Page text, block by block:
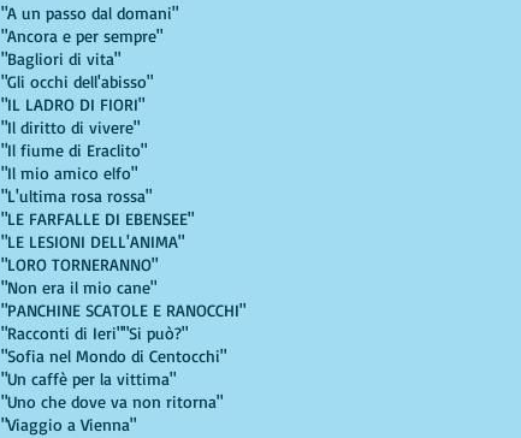
"A un passo dal domani"
"Ancora e per sempre"
"Bagliori di vita"
"Gli occhi dell'abisso"
"IL LADRO DI FIORI"
"Il diritto di vivere"
"Il fiume di Eraclito"
"Il mio amico elfo"
"L'ultima rosa rossa"
"LE FARFALLE DI EBENSEE"
"LE LESIONI DELL'ANIMA"
"LORO TORNERANNO"
"Non era il mio cane"
"PANCHINE SCATOLE E RANOCCHI"
"Racconti di Ieri""Si può?"
"Sofia nel Mondo di Centocchi"
"Un caffè per la vittima"
"Uno che dove va non ritorna"
"Viaggio a Vienna"